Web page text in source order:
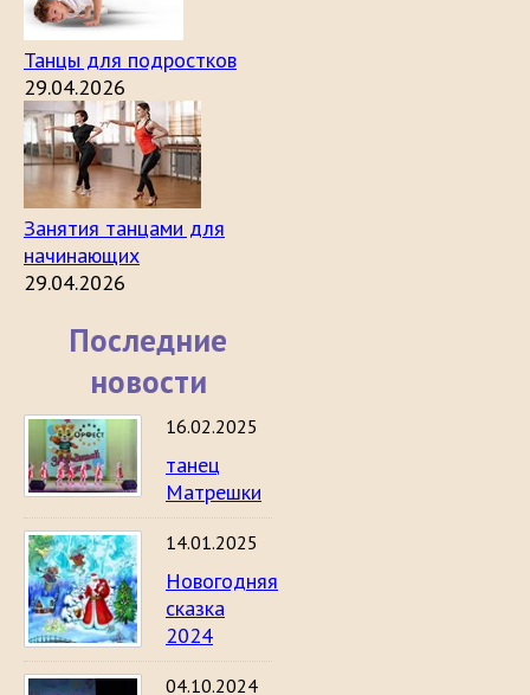
Танцы для подростков
29.04.2026
Занятия танцами для
начинающих
29.04.2026
Последние
новости
16.02.2025
танец
Матрешки
14.01.2025
Новогодняя
сказка
2024
04.10.2024